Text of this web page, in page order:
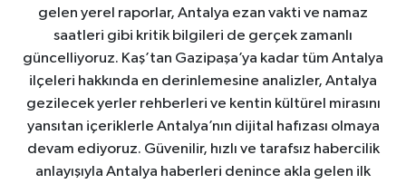
gelen yerel raporlar, Antalya ezan vakti ve namaz
saatleri gibi kritik bilgileri de gerçek zamanlı
güncelliyoruz. Kaş’tan Gazipaşa’ya kadar tüm Antalya
ilçeleri hakkında en derinlemesine analizler, Antalya
gezilecek yerler rehberleri ve kentin kültürel mirasını
yansıtan içeriklerle Antalya’nın dijital hafızası olmaya
devam ediyoruz. Güvenilir, hızlı ve tarafsız habercilik
anlayışıyla Antalya haberleri denince akla gelen ilk